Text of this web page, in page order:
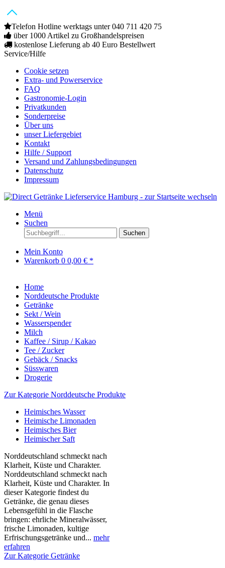
Telefon Hotline werktags unter 040 711 420 75
über 1000 Artikel zu Großhandelspreisen
kostenlose Lieferung ab 40 Euro Bestellwert
Service/Hilfe
Cookie setzen
Extra- und Powerservice
FAQ
Gastronomie-Login
Privatkunden
Sonderpreise
Über uns
unser Liefergebiet
Kontakt
Hilfe / Support
Versand und Zahlungsbedingungen
Datenschutz
Impressum
Menü
Suchen
Suchen
Mein Konto
Warenkorb 0 0,00 € *
Home
Norddeutsche Produkte
Getränke
Sekt / Wein
Wasserspender
Milch
Kaffee / Sirup / Kakao
Tee / Zucker
Gebäck / Snacks
Süsswaren
Drogerie
Zur Kategorie Norddeutsche Produkte
Heimisches Wasser
Heimische Limonaden
Heimisches Bier
Heimischer Saft
Norddeutschland schmeckt nach
Klarheit, Küste und Charakter.
Norddeutschland schmeckt nach
Klarheit, Küste und Charakter. In
dieser Kategorie findest du
Getränke, die genau dieses
Lebensgefühl in die Flasche
bringen: ehrliche Mineralwässer,
frische Limonaden, kultige
Erfrischungsgetränke und... mehr
erfahren
Zur Kategorie Getränke